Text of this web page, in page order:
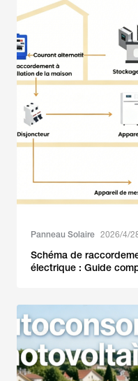
Panneau Solaire 2026/4/
Schéma de
électrique : Guide